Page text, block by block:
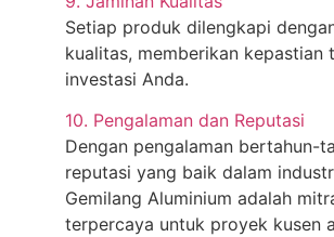
Setiap produk dilengkapi
kualitas, memberikan kepastian
investasi Anda.
10. Pengalaman dan Reputasi
Dengan pengalaman bertahun-
reputasi yang baik dalam
Gemilang Aluminium adalah
terpercaya untuk proyek kusen